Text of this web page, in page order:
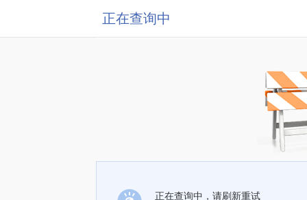
正在查询中
正在查询中，请刷新重试